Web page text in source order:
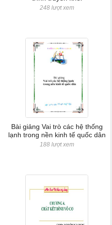
248 lượt xem
Bài giảng Vai trò các hệ thống
lạnh trong nền kinh tế quốc dân
188 lượt xem